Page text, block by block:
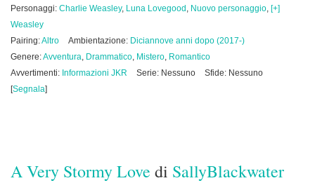
Personaggi: Charlie Weasley, Luna Lovegood , Nuovo personaggio, [+]
Weasley
Pairing:Altro Ambientazione: Diciannove anni dopo (2017-)
Genere:Avventura, Drammatico, Mistero, Romantico
Avvertimenti: Informazioni JKR Serie: Nessuno
Sfide: Nessuno
[Segnala]
A Very Stormy Love di SallyBlackwater